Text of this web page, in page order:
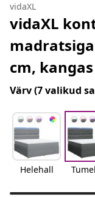
vidaXL
vidaXL
cm, kangas
Värv(7 valikud
Helehall